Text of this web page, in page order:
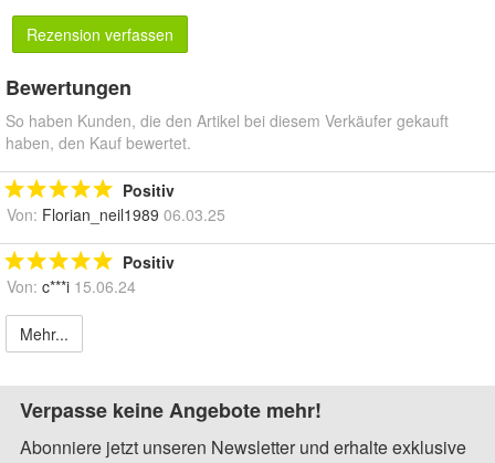
Rezension verfassen
Bewertungen
So haben Kunden, die den Artikel bei diesem Verkäufer gekauft
haben, den Kauf bewertet.
Positiv
Von: Florian_neil1989 06.03.25
Positiv
Von: c***i 15.06.24
Mehr...
Verpasse keine Angebote mehr!
Abonniere jetzt unseren Newsletter und erhalte exklusive